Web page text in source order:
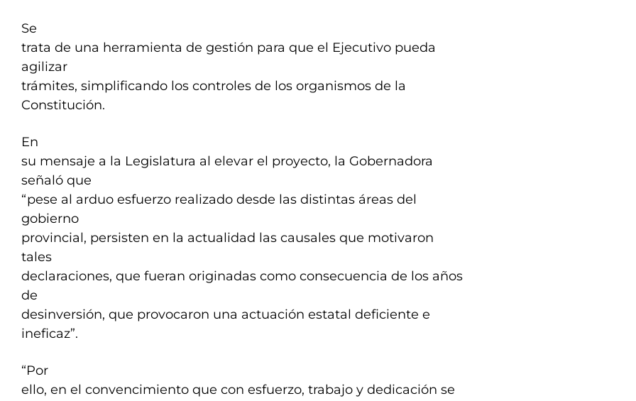
Se
trata de una herramienta de gestión para que el Ejecutivo pueda
agilizar
trámites, simplificando los controles de los organismos de la
Constitución.
En
su mensaje a la Legislatura al elevar el proyecto, la Gobernadora
señaló que
“pese al arduo esfuerzo realizado desde las distintas áreas del
gobierno
provincial, persisten en la actualidad las causales que motivaron
tales
declaraciones, que fueran originadas como consecuencia de los años
de
desinversión, que provocaron una actuación estatal deficiente e
ineficaz”.
“Por
ello, en el convencimiento que con esfuerzo, trabajo y dedicación se